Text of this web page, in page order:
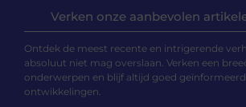
Verken onze aanbevolen
Ontdek de meest recente en intrigerende
absoluut niet mag overslaan. Verken een
onderwerpen en blijf altijd goed
ontwikkelingen.